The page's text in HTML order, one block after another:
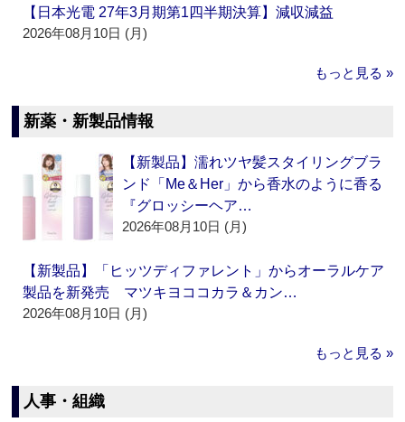
【日本光電 27年3月期第1四半期決算】減収減益
2026年08月10日 (月)
もっと見る »
新薬・新製品情報
【新製品】濡れツヤ髪スタイリングブラ
ンド「Me＆Her」から香水のように香る
『グロッシーヘア…
2026年08月10日 (月)
【新製品】「ヒッツディファレント」からオーラルケア
製品を新発売 マツキヨココカラ＆カン…
2026年08月10日 (月)
もっと見る »
人事・組織